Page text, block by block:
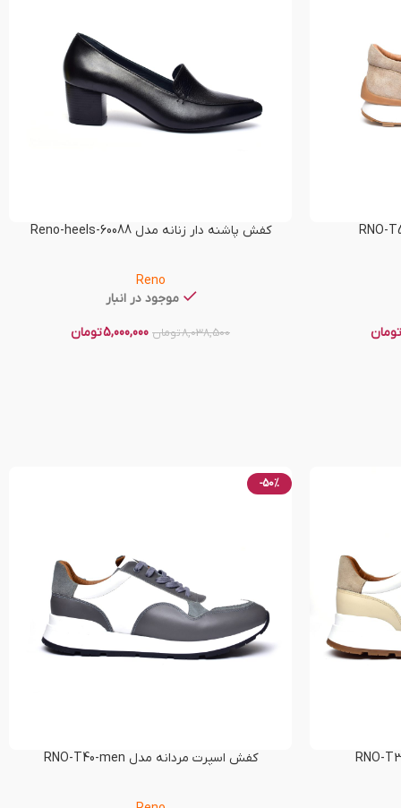
تومان
کفش پاشنه دار زنانه مدل Reno-heels-60088
Reno
موجود در انبار
8,038,500تومان 5,000,000تومان
-50%
کفش اسپرت مردانه مدل RNO-T40-men